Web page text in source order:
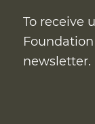
To receive
newsletter.